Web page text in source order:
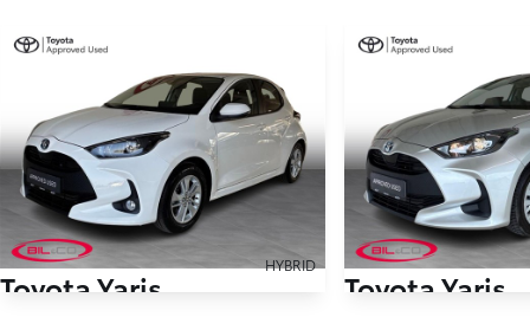
HYBRID
Toyota Yaris Toyota Yaris